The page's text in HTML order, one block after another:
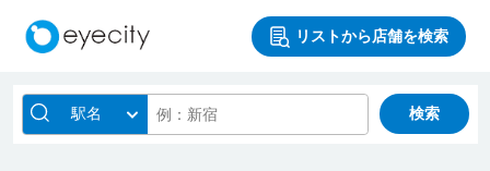
リストから店舗を検索
駅名 検索